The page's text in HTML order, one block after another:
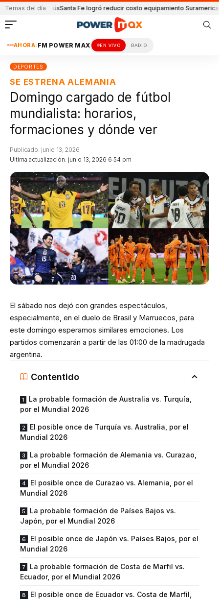
Temas del día
LanúsSanta Fe logró reducir costo equipamiento Suramericanos
AHORA: FM POWER MAX EN VIVO RADIO
DEPORTES
SE ESTRENA ALEMANIA
Domingo cargado de fútbol
mundialista: horarios,
formaciones y dónde ver
Última actualización: junio 13, 2026 6:54 pm
Publicado: junio 13, 2026
El sábado nos dejó con grandes espectáculos,
especialmente, en el duelo de Brasil y Marruecos, para
este domingo esperamos similares emociones. Los
partidos comenzarán a partir de las 01:00 de la madrugada
argentina.
Contentido
La probable formación de Australia vs. Turquía,
por el Mundial 2026
El posible once de Turquía vs. Australia, por el
Mundial 2026
La probable formación de Alemania vs. Curazao,
por el Mundial 2026
El posible once de Curazao vs. Alemania, por el
Mundial 2026
La probable formación de Países Bajos vs.
Japón, por el Mundial 2026
El posible once de Japón vs. Países Bajos, por el
Mundial 2026
La probable formación de Costa de Marfil vs.
Ecuador, por el Mundial 2026
El posible once de Ecuador vs. Costa de Marfil,